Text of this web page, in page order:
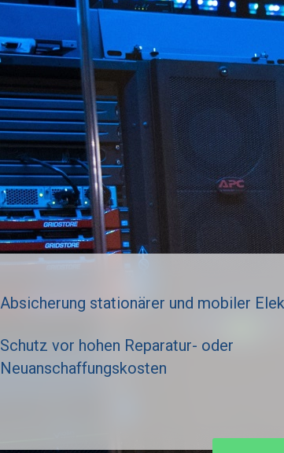
Absicherung stationärer und mobiler
Schutz vor hohen Reparatur- oder
Neuanschaffungskosten